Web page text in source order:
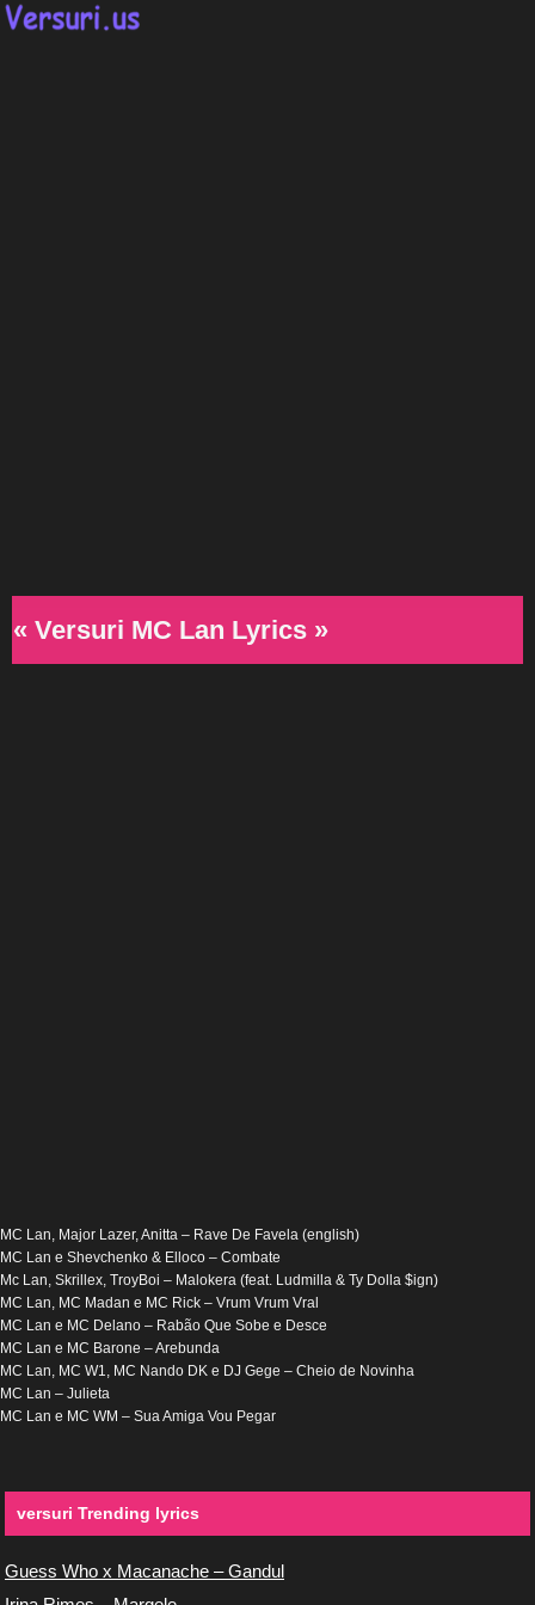
« Versuri MC Lan Lyrics »
MC Lan, Major Lazer, Anitta – Rave De Favela (english)
MC Lan e Shevchenko & Elloco – Combate
Mc Lan, Skrillex, TroyBoi – Malokera (feat. Ludmilla & Ty Dolla $ign)
MC Lan, MC Madan e MC Rick – Vrum Vrum Vral
MC Lan e MC Delano – Rabão Que Sobe e Desce
MC Lan e MC Barone – Arebunda
MC Lan, MC W1, MC Nando DK e DJ Gege – Cheio de Novinha
MC Lan – Julieta
MC Lan e MC WM – Sua Amiga Vou Pegar
versuri Trending lyrics
Guess Who x Macanache – Gandul